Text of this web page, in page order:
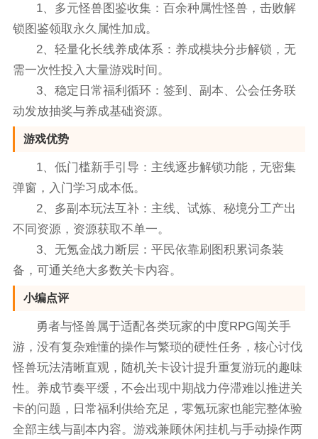
1、多元怪兽图鉴收集：百余种属性怪兽，击败解
锁图鉴领取永久属性加成。
2、轻量化长线养成体系：养成模块分步解锁，无
需一次性投入大量游戏时间。
3、稳定日常福利循环：签到、副本、公会任务联
动发放抽奖与养成基础资源。
游戏优势
1、低门槛新手引导：主线逐步解锁功能，无密集
弹窗，入门学习成本低。
2、多副本玩法互补：主线、试炼、秘境分工产出
不同资源，资源获取不单一。
3、无氪金战力断层：平民依靠刷图积累词条装
备，可通关绝大多数关卡内容。
小编点评
勇者与怪兽属于适配各类玩家的中度RPG闯关手
游，没有复杂难懂的操作与繁琐的硬性任务，核心讨伐
怪兽玩法清晰直观，随机关卡设计提升重复游玩的趣味
性。养成节奏平缓，不会出现中期战力停滞难以推进关
卡的问题，日常福利供给充足，零氪玩家也能完整体验
全部主线与副本内容。游戏兼顾休闲挂机与手动操作两